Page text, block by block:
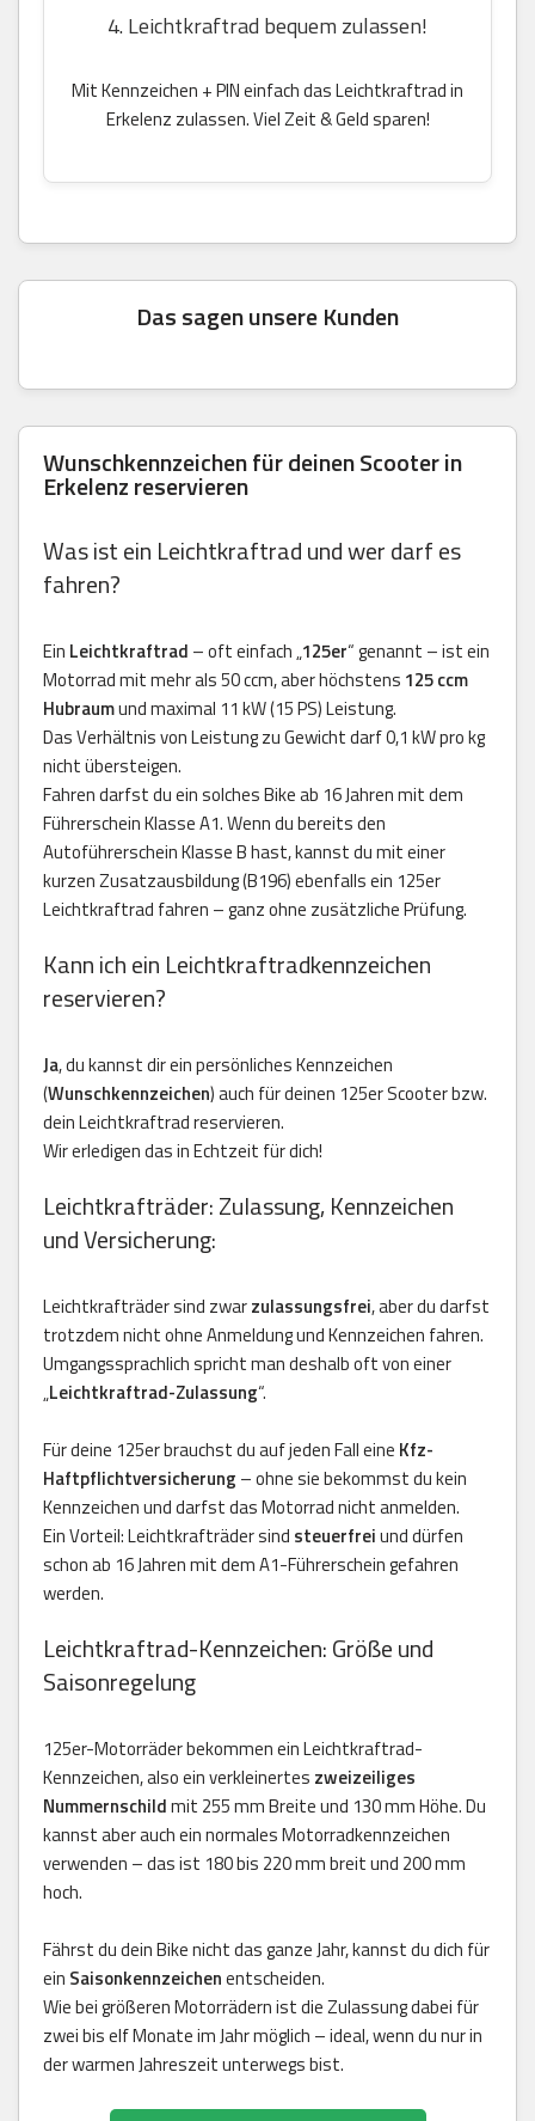
4. Leichtkraftrad bequem zulassen!
Mit Kennzeichen + PIN einfach das Leichtkraftrad in
Erkelenz zulassen. Viel Zeit & Geld sparen!
Das sagen unsere Kunden
Wunschkennzeichen für deinen Scooter in
Erkelenz reservieren
Was ist ein Leichtkraftrad und wer darf es
fahren?
Ein Leichtkraftrad – oft einfach „125er“ genannt – ist ein
Motorrad mit mehr als 50 ccm, aber höchstens 125 ccm
Hubraumund maximal 11 kW (15 PS) Leistung.
Das Verhältnis von Leistung zu Gewicht darf 0,1 kW pro kg
nicht übersteigen.
Fahren darfst du ein solches Bike ab 16 Jahren mit dem
Führerschein Klasse A1. Wenn du bereits den
Autoführerschein Klasse B hast, kannst du mit einer
kurzen Zusatzausbildung (B196) ebenfalls ein 125er
Leichtkraftrad fahren – ganz ohne zusätzliche Prüfung.
Kann ich ein Leichtkraftradkennzeichen
reservieren?
Ja, du kannst dir ein persönliches Kennzeichen
(Wunschkennzeichen) auch für deinen 125er Scooter bzw.
dein Leichtkraftrad reservieren.
Wir erledigen das in Echtzeit für dich!
Leichtkrafträder: Zulassung, Kennzeichen
und Versicherung:
Leichtkrafträder sind zwarzulassungsfrei, aber du darfst
trotzdem nicht ohne Anmeldung und Kennzeichen fahren.
Umgangssprachlich spricht man deshalb oft von einer
„Leichtkraftrad-Zulassung“.
Für deine 125er brauchst du auf jeden Fall eine Kfz-
Haftpflichtversicherung – ohne sie bekommst du kein
Kennzeichen und darfst das Motorrad nicht anmelden.
Ein Vorteil: Leichtkrafträder sind steuerfreiund dürfen
schon ab 16 Jahren mit dem A1-Führerschein gefahren
werden.
Leichtkraftrad-Kennzeichen: Größe und
Saisonregelung
125er-Motorräder bekommen ein Leichtkraftrad-
Kennzeichen, also ein verkleinertes zweizeiliges
Nummernschildmit 255 mm Breite und 130 mm Höhe. Du
kannst aber auch ein normales Motorradkennzeichen
verwenden – das ist 180 bis 220 mm breit und 200 mm
hoch.
Fährst du dein Bike nicht das ganze Jahr, kannst du dich für
ein Saisonkennzeichenentscheiden.
Wie bei größeren Motorrädern ist die Zulassung dabei für
zwei bis elf Monate im Jahr möglich – ideal, wenn du nur in
der warmen Jahreszeit unterwegs bist.